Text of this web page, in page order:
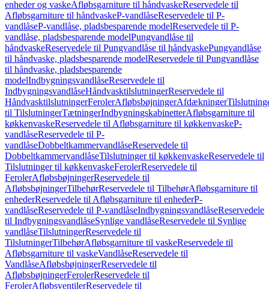
enheder og vaskeAfløbsgarniture til håndvaskeReservedele til
Afløbsgarniture til håndvaskeP-vandlåseReservedele til P-
vandlåseP-vandlåse, pladsbesparende modelReservedele til P-
vandlåse, pladsbesparende modelPungvandlåse til
håndvaskeReservedele til Pungvandlåse til håndvaskePungvandlåse
til håndvaske, pladsbesparende modelReservedele til Pungvandlåse
til håndvaske, pladsbesparende
modelIndbygningsvandlåseReservedele til
IndbygningsvandlåseHåndvasktilslutningerReservedele til
HåndvasktilslutningerFerolerAfløbsbøjningerAfdækninger
til TilslutningerTætningerIndbygningskabinetterAfløbsgarniture til
køkkenvaskeReservedele til Afløbsgarniture til køkkenvaskeP-
vandlåseReservedele til P-
vandlåseDobbeltkammervandlåseReservedele til
DobbeltkammervandlåseTilslutninger til køkkenvaskeReservedele til
Tilslutninger til køkkenvaskeFerolerReservedele til
FerolerAfløbsbøjningerReservedele til
AfløbsbøjningerTilbehørReservedele til TilbehørAfløbsgarniture til
enhederReservedele til Afløbsgarniture til enhederP-
vandlåseReservedele til P-vandlåseIndbygningsvandlåseReservedele
til IndbygningsvandlåseSynlige vandlåseReservedele til Synlige
vandlåseTilslutningerReservedele til
TilslutningerTilbehørAfløbsgarniture til vaskeReservedele til
Afløbsgarniture til vaskeVandlåseReservedele til
VandlåseAfløbsbøjningerReservedele til
AfløbsbøjningerFerolerReservedele til
FerolerAfløbsventilerReservedele til